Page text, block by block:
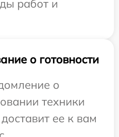
работ и
о готовности
о
техники
ее к вам